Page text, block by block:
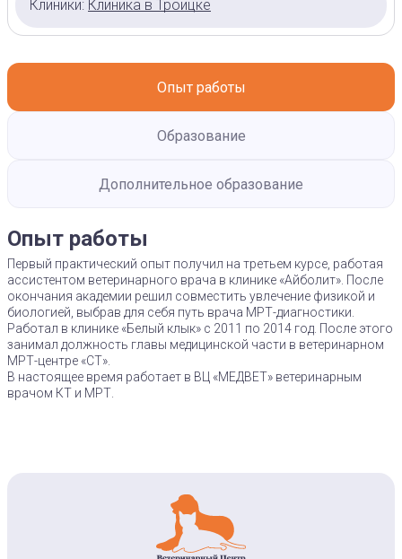
Клиники: Клиника в Троицке
Опыт работы
Образование
Дополнительное образование
Опыт работы
Первый практический опыт получил на третьем курсе, работая
ассистентом ветеринарного врача в клинике «Айболит». После
окончания академии решил совместить увлечение физикой и
биологией, выбрав для себя путь врача МРТ-диагностики.
Работал в клинике «Белый клык» с 2011 по 2014 год. После этого
занимал должность главы медицинской части в ветеринарном
МРТ-центре «СТ».
В настоящее время работает в ВЦ «МЕДВЕТ» ветеринарным
врачом КТ и МРТ.